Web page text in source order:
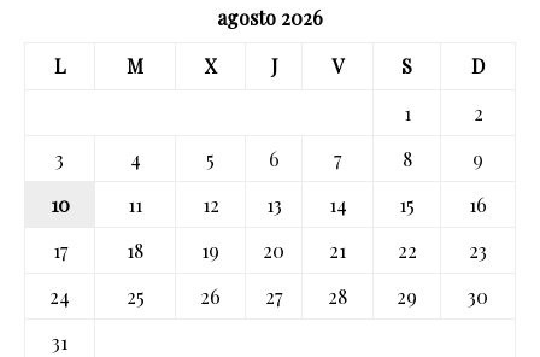
agosto 2026
L
M X J V S
D
1
2
3
4 5 6 7 8
9
10
11 12 13 14 15
16
17
18 19 20 21 22
23
24
25 26 27 28 29
30
31